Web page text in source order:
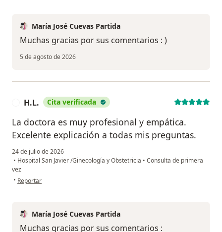
María José Cuevas Partida
Muchas gracias por sus comentarios : )
5 de agosto de 2026
H.L. Cita verificada
La doctora es muy profesional y empática.
Excelente explicación a todas mis preguntas.
24 de julio de 2026
• Hospital San Javier /Ginecología y Obstetricia • Consulta de primera
vez
• en opinión del usuario H.L.
Reportar
María José Cuevas Partida
Muchas gracias por sus comentarios :